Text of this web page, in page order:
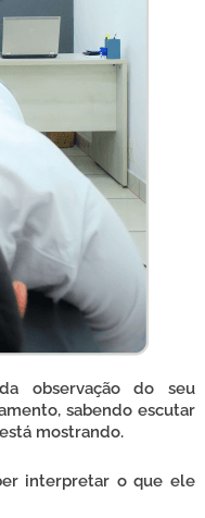
observação do seu
sabendo escutar
mostrando.
interpretar o que ele